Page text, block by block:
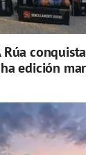
Rúa
edición